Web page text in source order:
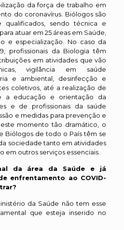
da força de trabalho em
do coronavírus. Biólogos são
qualificados, sendo técnica e
atuar em 25 áreas em Saúde,
e especialização. No caso da
profissionais da Biologia têm
em atividades que vão
vigilância em saúde
e ambiental, desinfecção e
coletivos, até a realização de
a educação e orientação da
e de profissionais da saúde
e medidas para prevenção e
momento tão dramático, o
Biólogos de todo o País têm se
sociedade tanto em atividades
em outros serviços essenciais.
da área da Saúde e já
enfrentamento ao COVID-
da Saúde não tem esse
que esteja inserido no